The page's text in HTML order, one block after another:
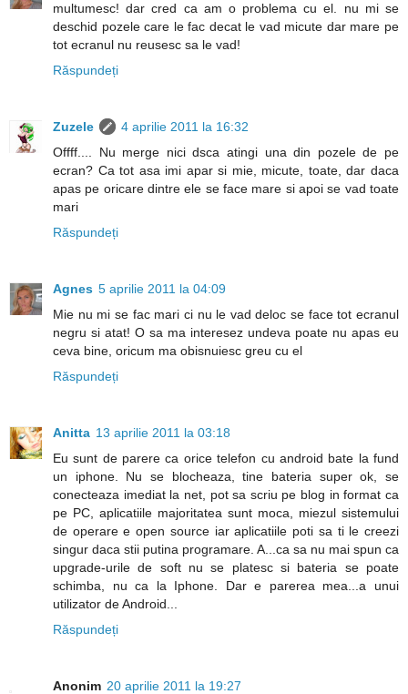
multumesc! dar cred ca am o problema cu el. nu mi se
deschid pozele care le fac decat le vad micute dar mare pe
tot ecranul nu reusesc sa le vad!
Răspundeți
Zuzele
4 aprilie 2011 la 16:32
Offff.... Nu merge nici dsca atingi una din pozele de pe
ecran? Ca tot asa imi apar si mie, micute, toate, dar daca
apas pe oricare dintre ele se face mare si apoi se vad toate
mari
Răspundeți
Agnes 5 aprilie 2011 la 04:09
Mie nu mi se fac mari ci nu le vad deloc se face tot ecranul
negru si atat! O sa ma interesez undeva poate nu apas eu
ceva bine, oricum ma obisnuiesc greu cu el
Răspundeți
Anitta 13 aprilie 2011 la 03:18
Eu sunt de parere ca orice telefon cu android bate la fund
un iphone. Nu se blocheaza, tine bateria super ok, se
conecteaza imediat la net, pot sa scriu pe blog in format ca
pe PC, aplicatiile majoritatea sunt moca, miezul sistemului
de operare e open source iar aplicatiile poti sa ti le creezi
singur daca stii putina programare. A...ca sa nu mai spun ca
upgrade-urile de soft nu se platesc si bateria se poate
schimba, nu ca la Iphone. Dar e parerea mea...a unui
utilizator de Android...
Răspundeți
Anonim 20 aprilie 2011 la 19:27